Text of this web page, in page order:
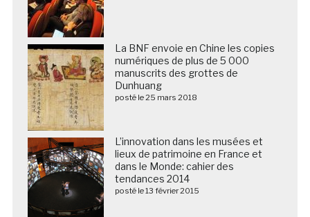
La BNF envoie en Chine les copies
numériques de plus de 5 000
manuscrits des grottes de
Dunhuang
posté le 25 mars 2018
L’innovation dans les musées et
lieux de patrimoine en France et
dans le Monde: cahier des
tendances 2014
posté le 13 février 2015